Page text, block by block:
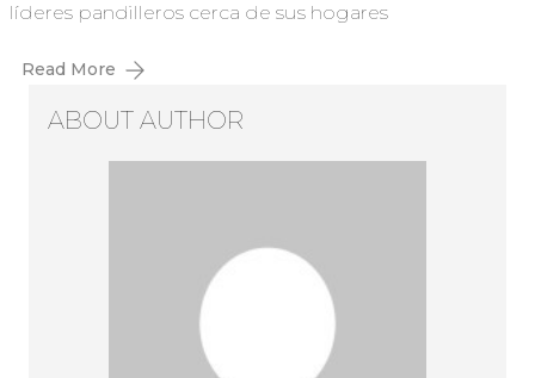
líderes pandilleros cerca de sus hogares
Read More
ABOUT AUTHOR